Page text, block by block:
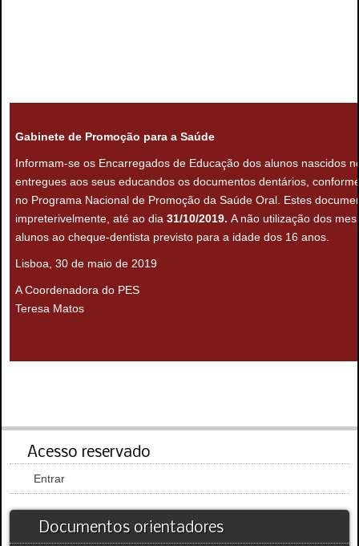
Gabinete de Promoção para a Saúde
Informam-se os Encarregados de Educação dos alunos nascidos
entregues aos seus educandos os documentos dentários,
no Programa Nacional de Promoção da Saúde Oral. Estes
impreterivelmente, até ao dia 31/10/2019. A não utilização dos
alunos ao cheque-dentista previsto para a idade dos 16 anos.
Lisboa, 30 de maio de 2019
A Coordenadora do PES
Teresa Matos
Acesso reservado
Entrar
Documentos orientadores